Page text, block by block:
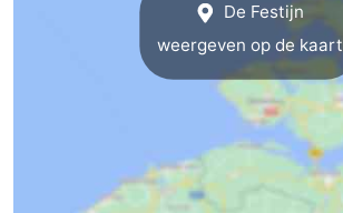
De Festijn
weergeven op de kaart